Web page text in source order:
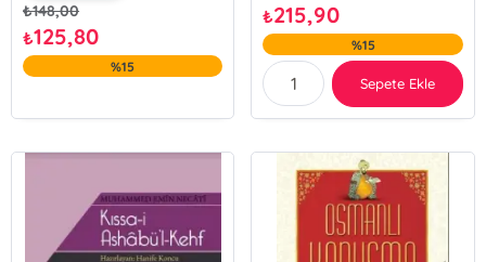
₺148,00
₺125,80
%15
₺215,90
%15
Sepete Ekle